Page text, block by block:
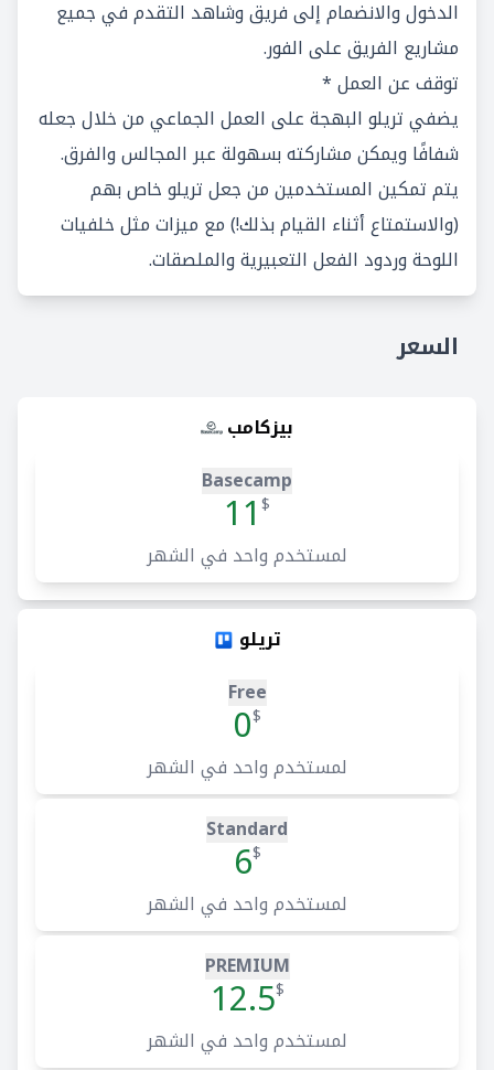
الدخول والانضمام إلى فريق وشاهد التقدم في جميع
مشاريع الفريق على الفور.
توقف عن العمل *
يضفي تريلو البهجة على العمل الجماعي من خلال جعله
شفافًا ويمكن مشاركته بسهولة عبر المجالس والفرق.
يتم تمكين المستخدمين من جعل تريلو خاص بهم
(والاستمتاع أثناء القيام بذلك!) مع ميزات مثل خلفيات
اللوحة وردود الفعل التعبيرية والملصقات.
السعر
بيزكامب
Basecamp
$
11
لمستخدم واحد في الشهر
تريلو
Free
$
0
لمستخدم واحد في الشهر
Standard
$
6
لمستخدم واحد في الشهر
PREMIUM
$
12.5
لمستخدم واحد في الشهر